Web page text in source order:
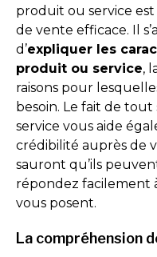
produit ou service
de vente efficace. Il
d’expliquer les
produit ou service,
raisons pour
besoin. Le fait de
service vous aide
crédibilité auprès de
sauront qu’ils
répondez facilement
vous posent.
La compréhension